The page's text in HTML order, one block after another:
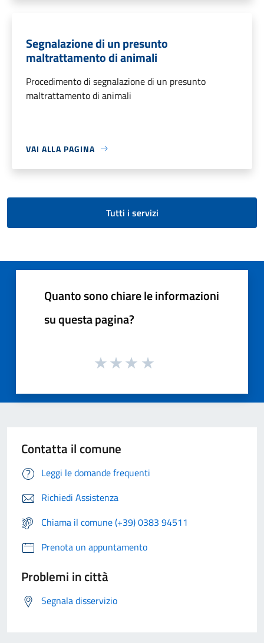
Segnalazione di un presunto
maltrattamento di animali
Procedimento di segnalazione di un presunto
maltrattamento di animali
VAI ALLA PAGINA
Tutti i servizi
Quanto sono chiare le informazioni
su questa pagina?
Contatta il comune
Leggi le domande frequenti
Richiedi Assistenza
Chiama il comune (+39) 0383 94511
Prenota un appuntamento
Problemi in città
Segnala disservizio